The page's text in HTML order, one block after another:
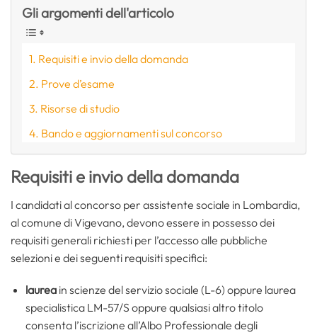
Gli argomenti dell'articolo
Requisiti e invio della domanda
Prove d’esame
Risorse di studio
Bando e aggiornamenti sul concorso
Requisiti e invio della domanda
I candidati al concorso per assistente sociale in Lombardia,
al comune di Vigevano, devono essere in possesso dei
requisiti generali richiesti per l’accesso alle pubbliche
selezioni e dei seguenti requisiti specifici:
laurea in scienze del servizio sociale (L-6) oppure laurea
specialistica LM-57/S oppure qualsiasi altro titolo
consenta l’iscrizione all’Albo Professionale degli